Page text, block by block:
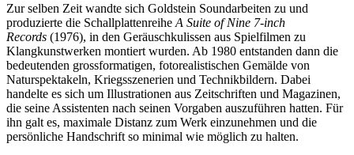
Zur selben Zeit wandte sich Goldstein Soundarbeiten zu und
produzierte die Schallplattenreihe A Suite of Nine 7-inch
Records (1976), in den Geräuschkulissen aus Spielfilmen zu
Klangkunstwerken montiert wurden. Ab 1980 entstanden dann die
bedeutenden grossformatigen, fotorealistischen Gemälde von
Naturspektakeln, Kriegsszenerien und Technikbildern. Dabei
handelte es sich um Illustrationen aus Zeitschriften und Magazinen,
die seine Assistenten nach seinen Vorgaben auszuführen hatten. Für
ihn galt es, maximale Distanz zum Werk einzunehmen und die
persönliche Handschrift so minimal wie möglich zu halten.